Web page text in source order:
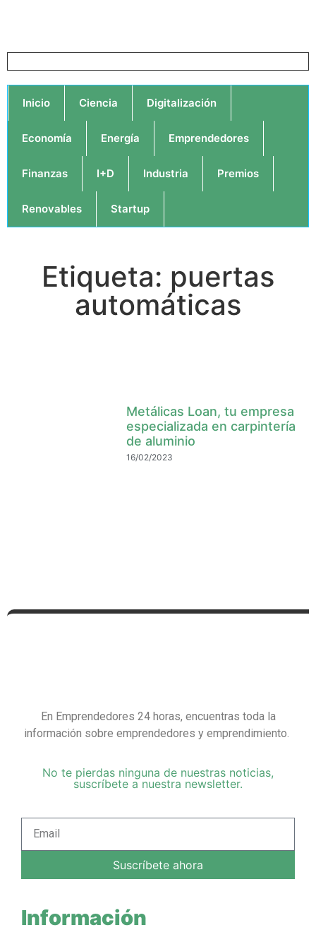
Inicio Ciencia Digitalización
Economía Energía Emprendedores
Finanzas I+D Industria Premios
Renovables Startup
Etiqueta: puertas
automáticas
Metálicas Loan, tu empresa
especializada en carpintería
de aluminio
16/02/2023
En Emprendedores 24 horas, encuentras toda la
información sobre emprendedores y emprendimiento.
No te pierdas ninguna de nuestras noticias,
suscríbete a nuestra newsletter.
Suscríbete ahora
Información